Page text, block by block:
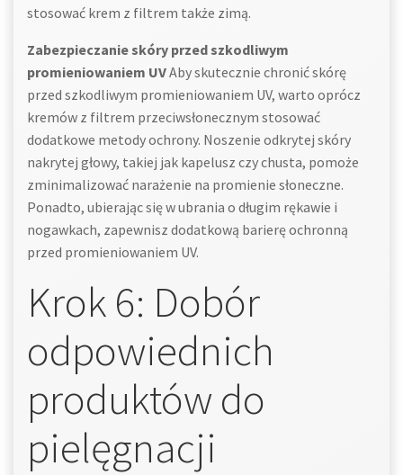
stosować krem z filtrem także zimą.
Zabezpieczanie skóry przed szkodliwym
promieniowaniem UVAby skutecznie chronić skórę
przed szkodliwym promieniowaniem UV, warto oprócz
kremów z filtrem przeciwsłonecznym stosować
dodatkowe metody ochrony. Noszenie odkrytej skóry
nakrytej głowy, takiej jak kapelusz czy chusta, pomoże
zminimalizować narażenie na promienie słoneczne.
Ponadto, ubierając się w ubrania o długim rękawie i
nogawkach, zapewnisz dodatkową barierę ochronną
przed promieniowaniem UV.
Krok 6: Dobór
odpowiednich
produktów do
pielęgnacji